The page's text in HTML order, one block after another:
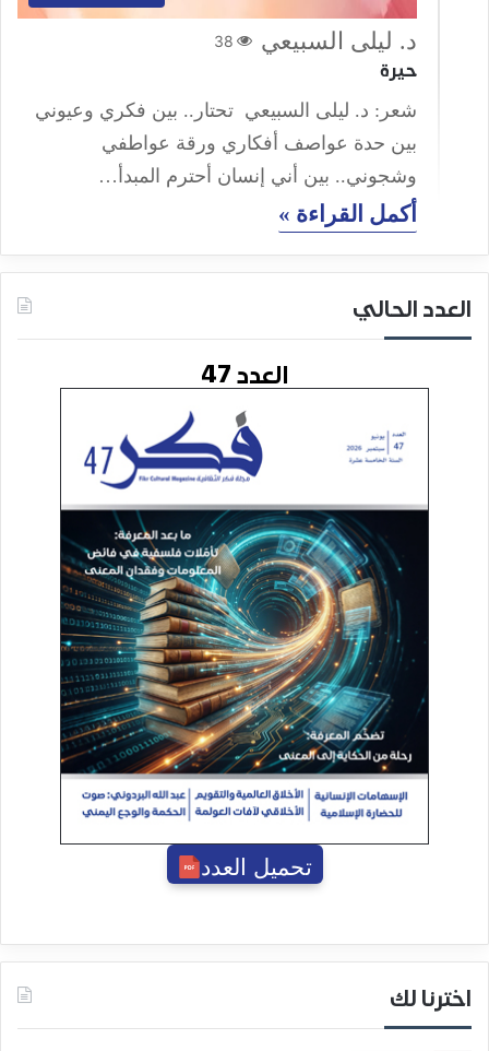
د. ليلى السبيعي 38
حيرة
شعر: د. ليلى السبيعي تحتار.. بين فكري وعيوني
بين حدة عواصف أفكاري ورقة عواطفي
وشجوني.. بين أني إنسان أحترم المبدأ…
أكمل القراءة »
العدد الحالي
العدد 47
تحميل العدد
اخترنا لك